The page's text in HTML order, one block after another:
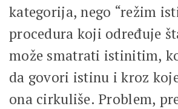
kategorija, nego “režim
procedura koji određuje
može smatrati istinitim,
da govori istinu i kroz
ona cirkuliše. Problem,